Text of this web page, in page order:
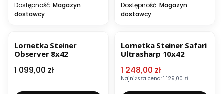
Dostępność: Magazyn
dostawcy
Dostępność: Magazyn
dostawcy
Lornetka Steiner
Observer 8x42
Cena
1 099,00 zł
Lornetka Steiner Safari
Ultrasharp 10x42
Cena promocyjna
1 248,00 zł
Najniższa cena: 1 129,00 zł